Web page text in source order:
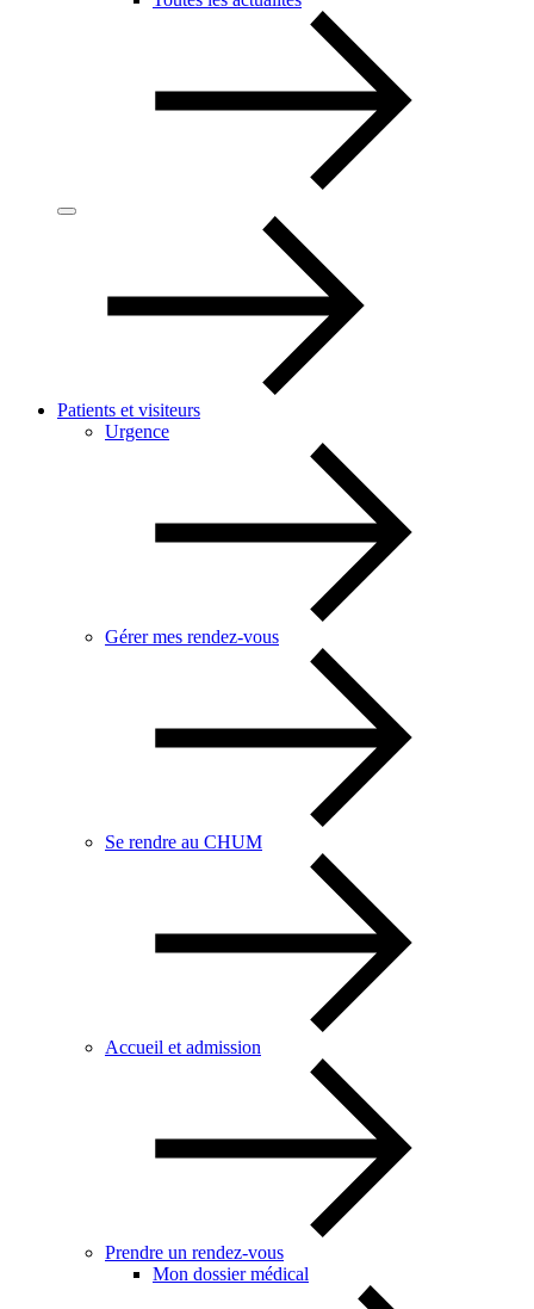
Patients et visiteurs
Urgence
Gérer mes rendez-vous
Se rendre au CHUM
Accueil et admission
Prendre un rendez-vous
Mon dossier médical